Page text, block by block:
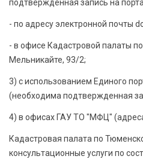
подтвержденная запись на
- по адресу электронной почты
- в офисе Кадастровой палаты
Мельникайте, 93/2;
3) с использованием Единого
(необходима подтвержденная
4) в офисах ГАУ ТО "МФЦ"
Кадастровая палата по
консультационные услуги по